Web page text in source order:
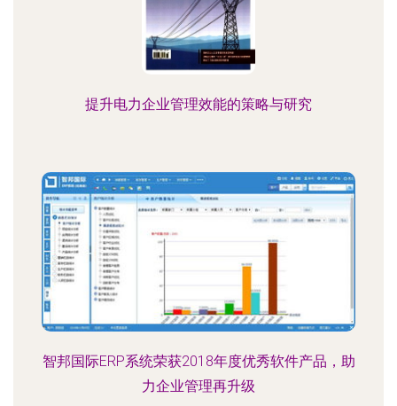
提升电力企业管理效能的策略与研究
智邦国际ERP系统荣获2018年度优秀软件产品，助
力企业管理再升级